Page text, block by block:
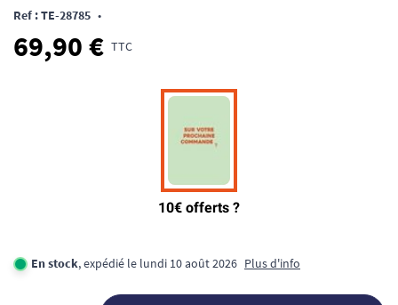
Ref : TE-28785 •
69,90 € TTC
En stock, expédié le lundi 10 août 2026 Plus d'info